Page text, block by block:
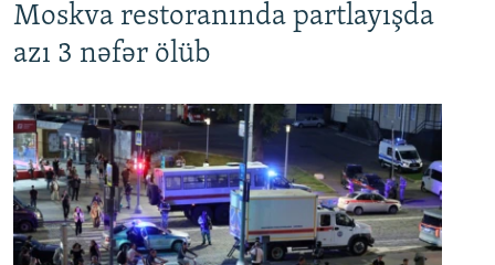
Moskva restoranında partlayışda
azı 3 nəfər ölüb